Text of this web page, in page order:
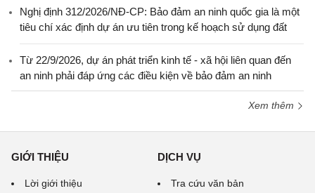
Nghị định 312/2026/NĐ-CP: Bảo đảm an ninh quốc gia là một
tiêu chí xác định dự án ưu tiên trong kế hoạch sử dụng đất
Từ 22/9/2026, dự án phát triển kinh tế - xã hội liên quan đến
an ninh phải đáp ứng các điều kiện về bảo đảm an ninh
Xem thêm
GIỚI THIỆU
Lời giới thiệu
DỊCH VỤ
Tra cứu văn bản